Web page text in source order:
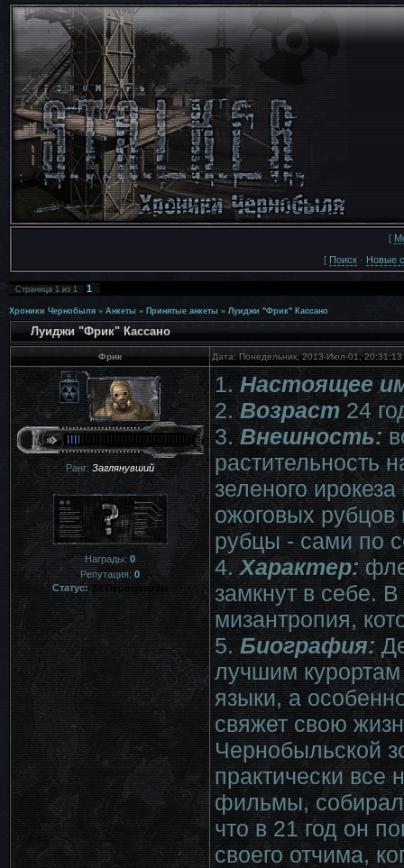
[
[ Поиск · Новые
Страница1из1 1
Хроники Чернобыля » Анкеты » Принятые анкеты » Луиджи "Фрик" Кассано
Луиджи "Фрик" Кассано
Фрик Дата: Понедельник, 2013-Июл-01,
Ранг: Заглянувший
Награды: 0
Репутация: 0
Статус: За Периметром
1.Настоящее
2.Возраст24
3.Внешность:
растительность
зеленого
ожоговых
рубцы - сами по
4.Характер:
замкнут в себе.
мизантропия,
5.Биография:
лучшим
языки, а
свяжет свою
Чернобыльской
практически
фильмы,
что в 21 год он
своего отчима,